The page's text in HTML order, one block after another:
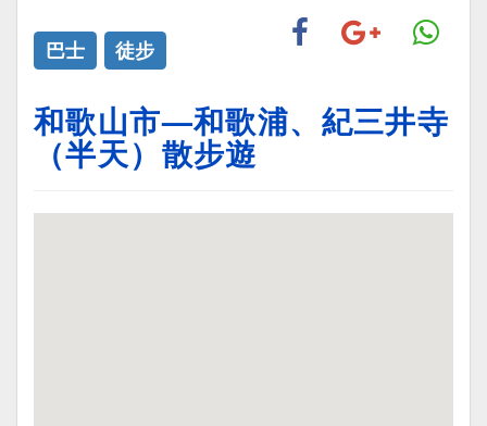
巴士 徒步
和歌山市—和歌浦、紀三井寺
（半天）散步遊